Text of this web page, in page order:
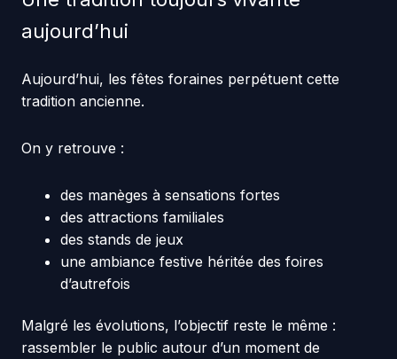
aujourd’hui
Aujourd’hui, les fêtes foraines perpétuent cette
tradition ancienne.
On y retrouve :
des manèges à sensations fortes
des attractions familiales
des stands de jeux
une ambiance festive héritée des foires
d’autrefois
Malgré les évolutions, l’objectif reste le même :
rassembler le public autour d’un moment de